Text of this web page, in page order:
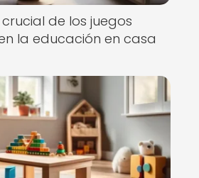
de los juegos
la educación en casa